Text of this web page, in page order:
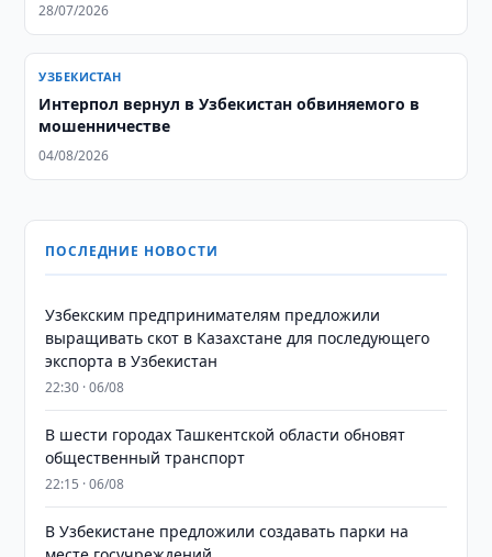
28/07/2026
УЗБЕКИСТАН
Интерпол вернул в Узбекистан обвиняемого в
мошенничестве
04/08/2026
ПОСЛЕДНИЕ НОВОСТИ
Узбекским предпринимателям предложили
выращивать скот в Казахстане для последующего
экспорта в Узбекистан
22:30 · 06/08
В шести городах Ташкентской области обновят
общественный транспорт
22:15 · 06/08
В Узбекистане предложили создавать парки на